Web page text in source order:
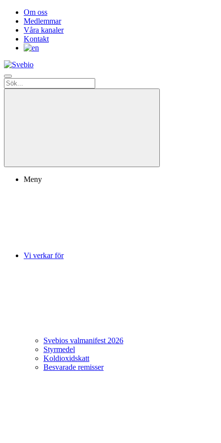
Om oss
Medlemmar
Våra kanaler
Kontakt
Meny
Vi verkar för
Svebios valmanifest 2026
Styrmedel
Koldioxidskatt
Besvarade remisser